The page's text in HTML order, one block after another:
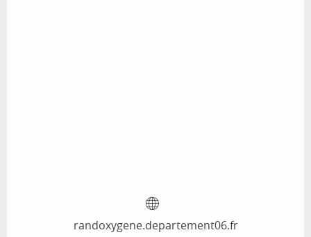
randoxygene.departement06.fr